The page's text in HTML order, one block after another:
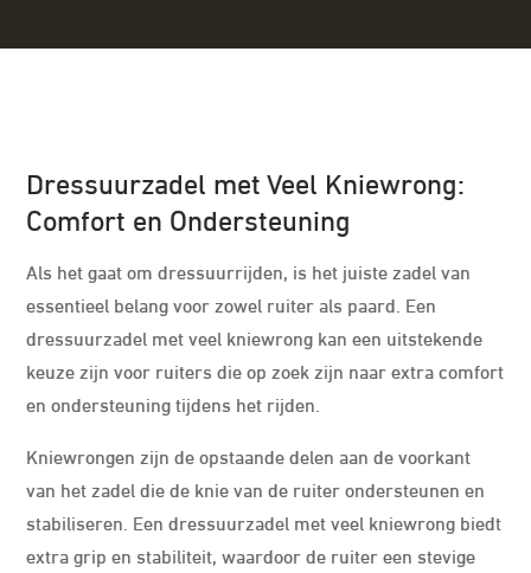
Dressuurzadel met Veel Kniewrong:
Comfort en Ondersteuning
Als het gaat om dressuurrijden, is het juiste zadel van
essentieel belang voor zowel ruiter als paard. Een
dressuurzadel met veel kniewrong kan een uitstekende
keuze zijn voor ruiters die op zoek zijn naar extra comfort
en ondersteuning tijdens het rijden.
Kniewrongen zijn de opstaande delen aan de voorkant
van het zadel die de knie van de ruiter ondersteunen en
stabiliseren. Een dressuurzadel met veel kniewrong biedt
extra grip en stabiliteit, waardoor de ruiter een stevige